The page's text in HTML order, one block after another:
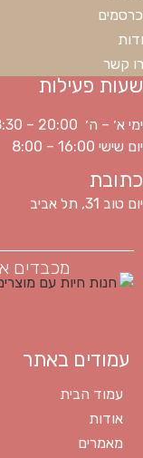
קשר
שעות פעילות
ימי א׳ – ה׳ 20:00 – 8:30
יום שישי 16:00 – 8:00
כתובת
יום טוב 31, תל אביב
מכבדים
עמודים באתר
עמוד הבית
אודות
מאמרים